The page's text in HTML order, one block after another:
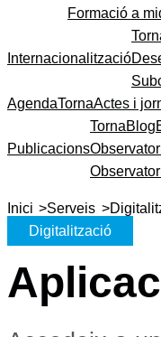
Formació a
Internacionalització
AgendaTornaActes i
Publicacions
TornaBlog
Inici >Serveis >
Digitalització